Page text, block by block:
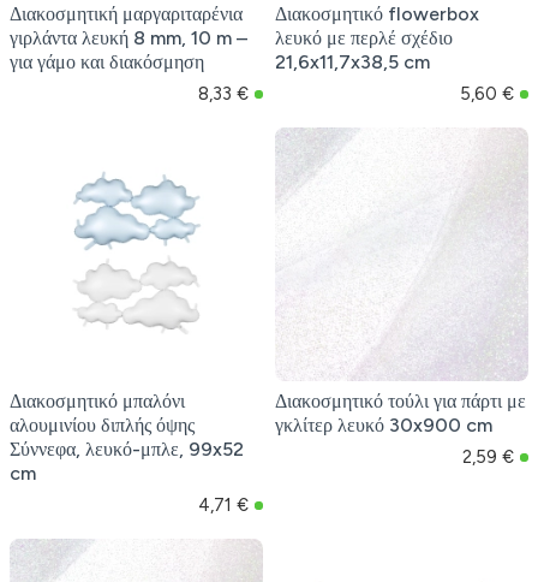
Διακοσμητική μαργαριταρένια
γιρλάντα λευκή 8 mm, 10 m –
για γάμο και διακόσμηση
8,33 €
Διακοσμητικό flowerbox
λευκό με περλέ σχέδιο
21,6x11,7x38,5 cm
5,60 €
Διακοσμητικό μπαλόνι
αλουμινίου διπλής όψης
Σύννεφα, λευκό-μπλε, 99x52
cm
4,71 €
Διακοσμητικό τούλι για πάρτι με
γκλίτερ λευκό 30x900 cm
2,59 €